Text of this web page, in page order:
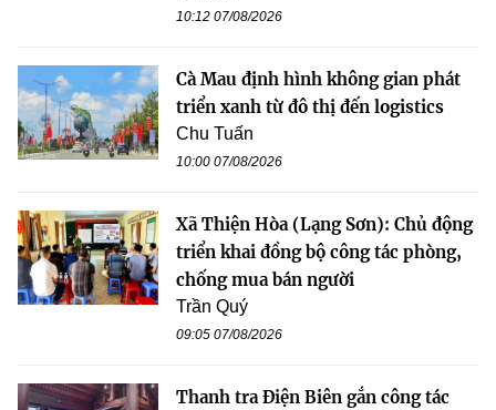
10:12 07/08/2026
Cà Mau định hình không gian phát
triển xanh từ đô thị đến logistics
Chu Tuấn
10:00 07/08/2026
Xã Thiện Hòa (Lạng Sơn): Chủ động
triển khai đồng bộ công tác phòng,
chống mua bán người
Trần Quý
09:05 07/08/2026
Thanh tra Điện Biên gắn công tác